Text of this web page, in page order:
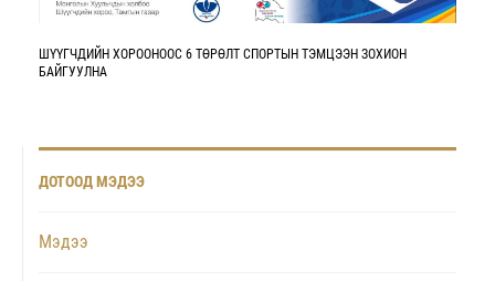
ШҮҮГЧДИЙН ХОРООНООС 6 ТӨРӨЛТ СПОРТЫН ТЭМЦЭЭН ЗОХИОН
БАЙГУУЛНА
ДОТООД МЭДЭЭ
Мэдээ